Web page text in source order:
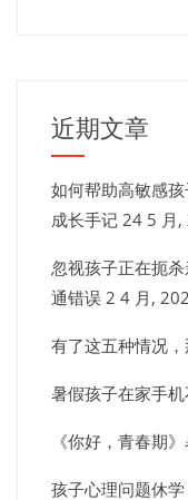
近期文章
如何帮助高敏感
成长手记 24 5 月,
忽视孩子正在扼
通错误 2 4 月,
有了这五种情况
暑假孩子在家手机
《你好，青春期
孩子心理问题休